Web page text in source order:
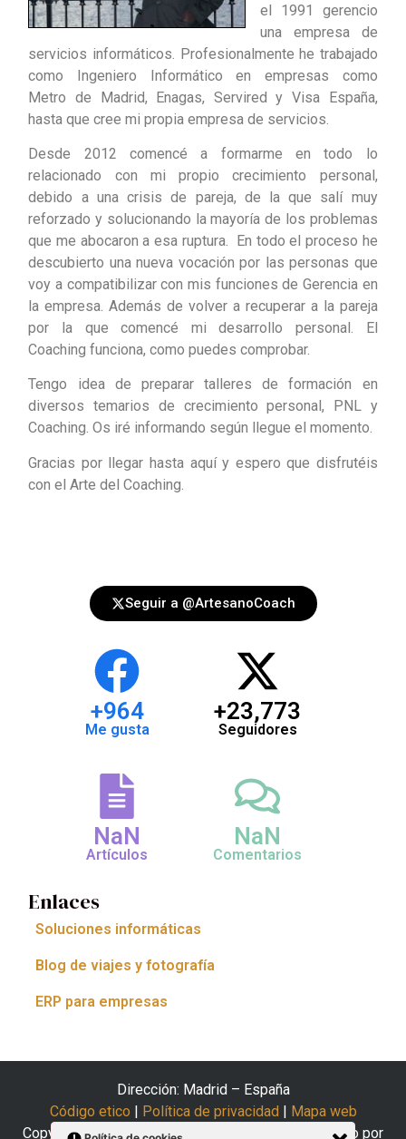
el 1991 gerencio
una empresa de
servicios informáticos. Profesionalmente he trabajado
como Ingeniero Informático en empresas como
Metro de Madrid, Enagas, Servired y Visa España,
hasta que cree mi propia empresa de servicios.
Desde 2012 comencé a formarme en todo lo
relacionado con mi propio crecimiento personal,
debido a una crisis de pareja, de la que salí muy
reforzado y solucionando la mayoría de los problemas
que me abocaron a esa ruptura. En todo el proceso he
descubierto una nueva vocación por las personas que
voy a compatibilizar con mis funciones de Gerencia en
la empresa. Además de volver a recuperar a la pareja
por la que comencé mi desarrollo personal. El
Coaching funciona, como puedes comprobar.
Tengo idea de preparar talleres de formación en
diversos temarios de crecimiento personal, PNL y
Coaching. Os iré informando según llegue el momento.
Gracias por llegar hasta aquí y espero que disfrutéis
con el Arte del Coaching.
Seguir a @ArtesanoCoach
+964
Me gusta
+23,773
Seguidores
NaN
Artículos
NaN
Comentarios
Enlaces
Soluciones informáticas
Blog de viajes y fotografía
ERP para empresas
Dirección: Madrid – España
Código etico | Política de privacidad | Mapa web
Copyright © 2025 El Arte del Coaching | Desarrollado por